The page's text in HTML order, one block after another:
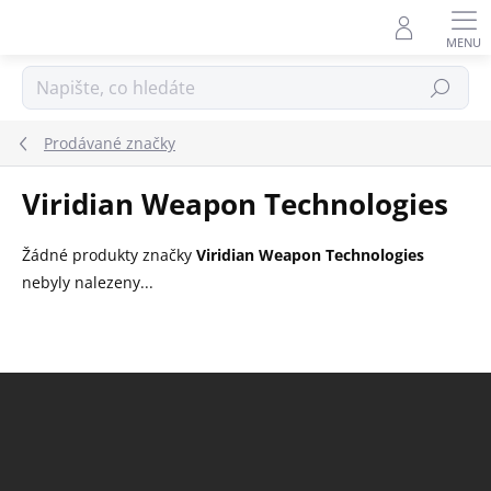
Hledat
Prodávané značky
Viridian Weapon Technologies
Žádné produkty značky Viridian Weapon Technologies
nebyly nalezeny...